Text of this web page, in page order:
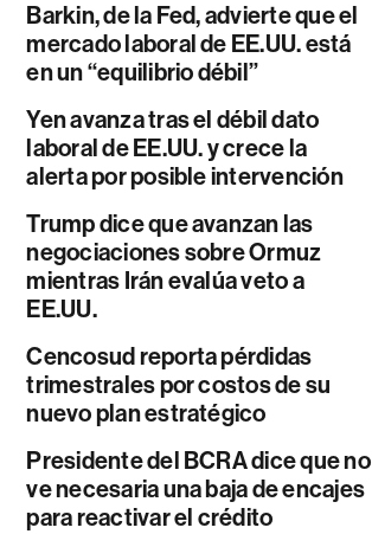
Barkin, de la Fed, advierte que el
mercado laboral de EE.UU. está
en un “equilibrio débil”
Yen avanza tras el débil dato
laboral de EE.UU. y crece la
alerta por posible intervención
Trump dice que avanzan las
negociaciones sobre Ormuz
mientras Irán evalúa veto a
EE.UU.
Cencosud reporta pérdidas
trimestrales por costos de su
nuevo plan estratégico
Presidente del BCRA dice que no
ve necesaria una baja de encajes
para reactivar el crédito